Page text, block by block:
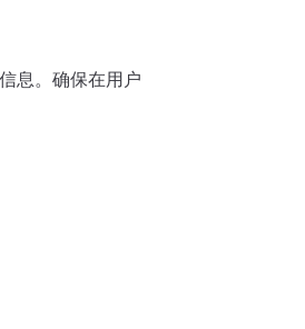
息。确保在用户